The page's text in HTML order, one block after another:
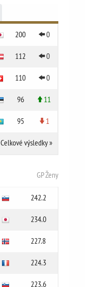
200 0
112 0
110 0
96 11
95 1
Celkové výsledky»
GP Ženy
242.2
234.0
227.8
224.3
223.6